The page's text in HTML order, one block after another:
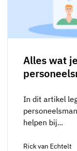
Alles wat
In dit artikel
helpen bij...
Rick van Echtelt